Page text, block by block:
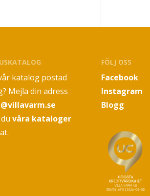
katalog postad
Mejla din adress
våra kataloger
FÖLJ OSS
Facebook
Instagram
Blogg